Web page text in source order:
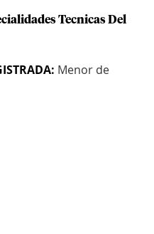
Tecnicas Del
Menor de